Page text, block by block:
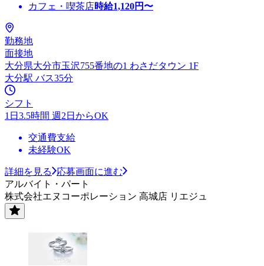
カフェ・喫茶店時給1,120円〜
勤務地
面接地
大分県大分市玉沢755番地の1 わさだタウン 1F
大分駅 バス35分
シフト
1日3.5時間 週2日からOK
交通費支給
未経験OK
詳細を見る
応募画面に進む
アルバイト・パート
株式会社エヌコーポレーション 高城店 リエジュ